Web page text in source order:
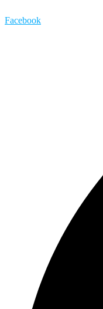
Facebook